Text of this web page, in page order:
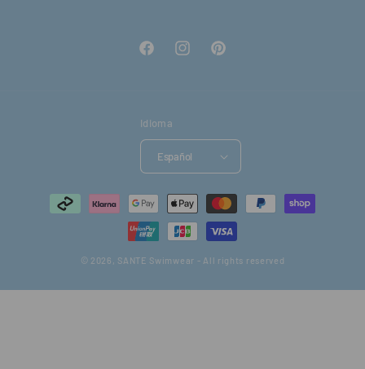
FacebookInstagramPinterest
Idioma
Español
Formas
© 2026, SANTE Swimwear - All rights reserved